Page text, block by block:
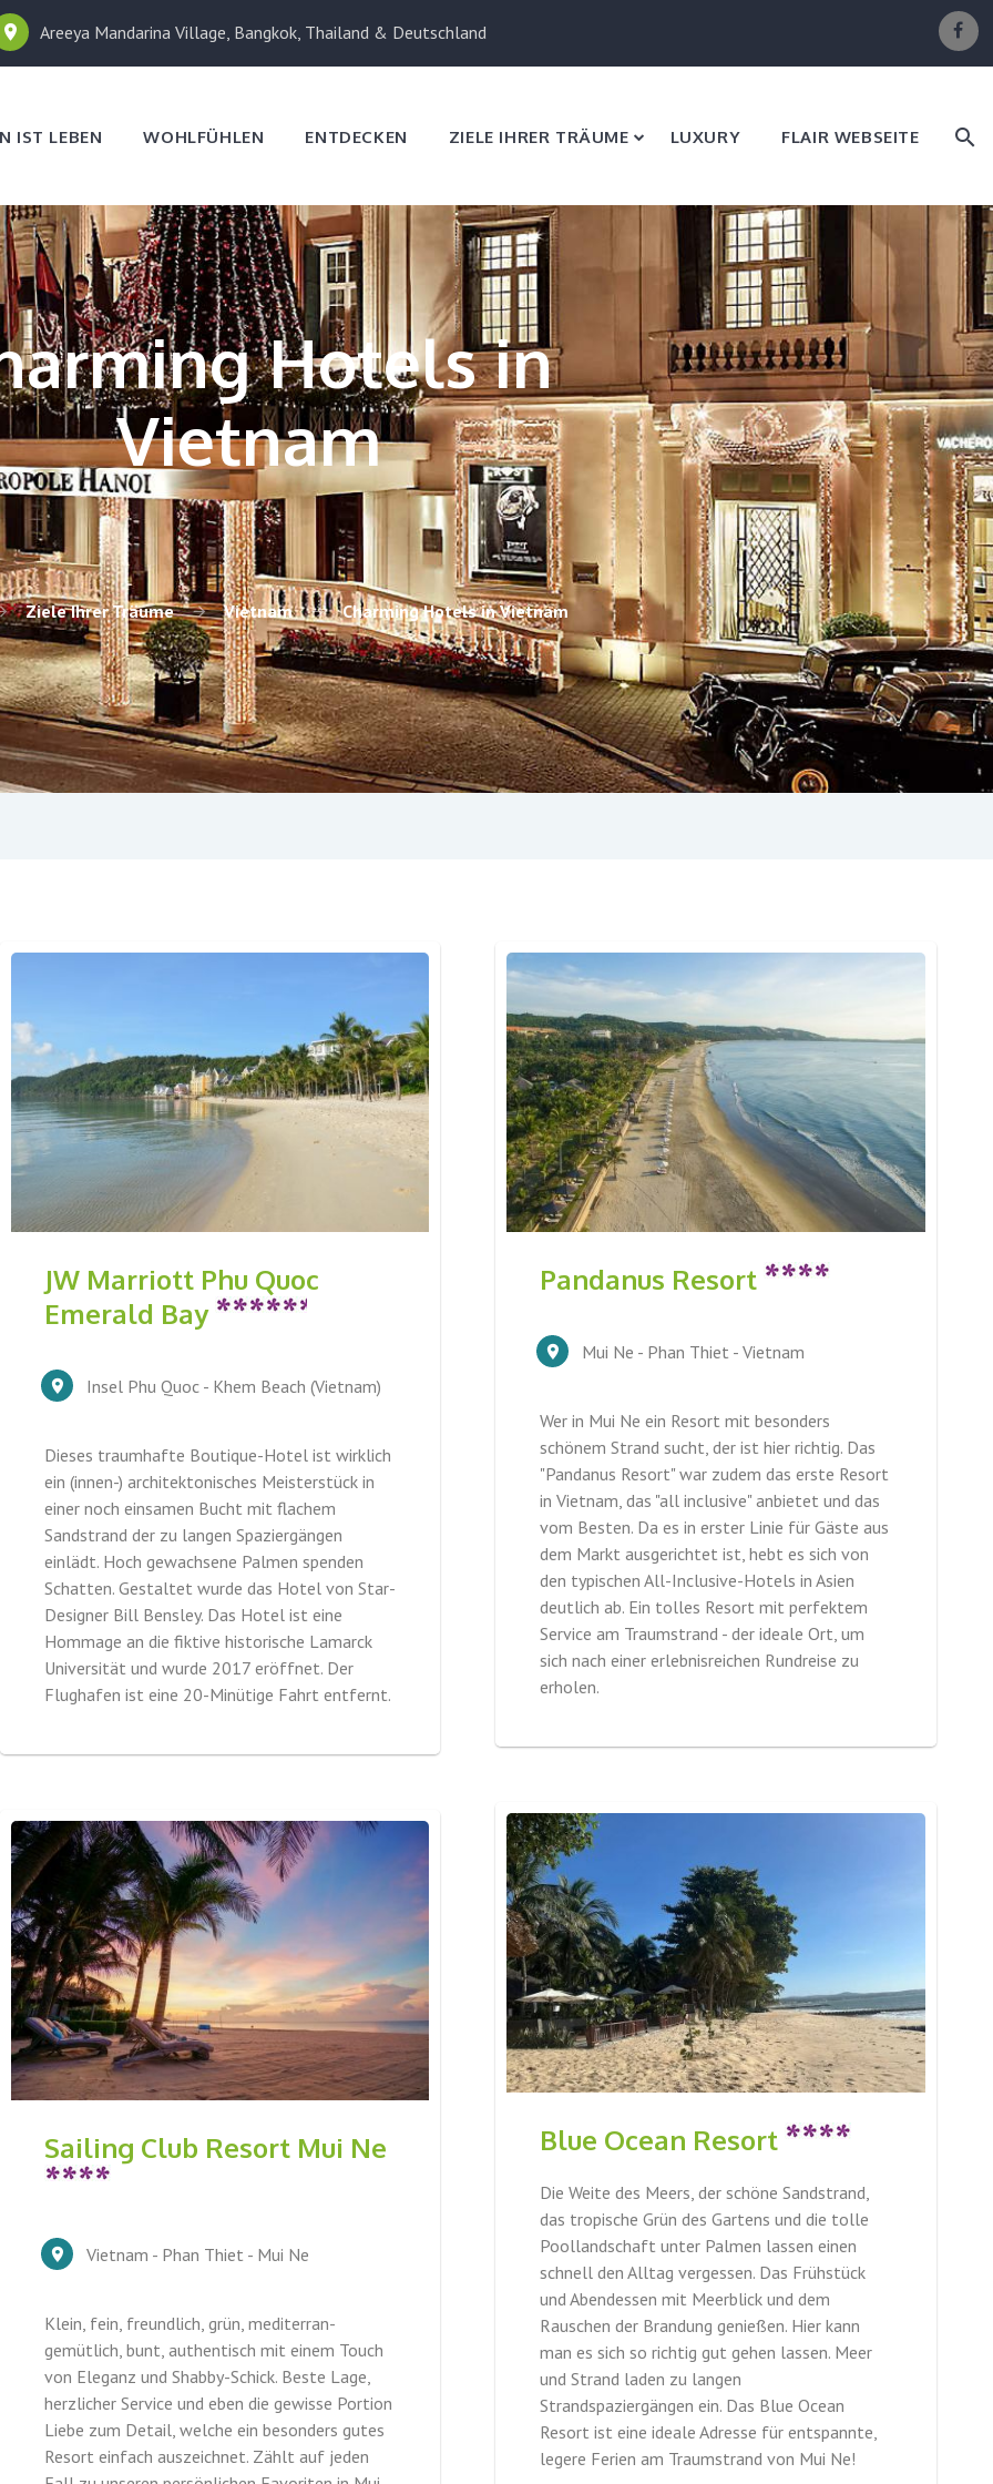
Areeya Mandarina Village, Bangkok, Thailand & Deutschland
IST LEBEN WOHLFÜHLEN ENTDECKEN ZIELE IHRER TRÄUME LUXURY FLAIR WEBSEITE
Hotels in
Vietnam
Ziele Ihrer Träume Vietnam Charming Hotels in Vietnam
JW Marriott Phu Quoc
Emerald Bay
Insel Phu Quoc - Khem Beach (Vietnam)
Dieses traumhafte Boutique-Hotel ist wirklich
ein (innen-) architektonisches Meisterstück in
einer noch einsamen Bucht mit flachem
Sandstrand der zu langen Spaziergängen
einlädt. Hoch gewachsene Palmen spenden
Schatten. Gestaltet wurde das Hotel von Star-
Designer Bill Bensley. Das Hotel ist eine
Hommage an die fiktive historische Lamarck
Universität und wurde 2017 eröffnet. Der
Flughafen ist eine 20-Minütige Fahrt entfernt.
Pandanus Resort
Mui Ne - Phan Thiet - Vietnam
Wer in Mui Ne ein Resort mit besonders
schönem Strand sucht, der ist hier richtig. Das
"Pandanus Resort" war zudem das erste Resort
in Vietnam, das "all inclusive" anbietet und das
vom Besten. Da es in erster Linie für Gäste aus
dem Markt ausgerichtet ist, hebt es sich von
den typischen All-Inclusive-Hotels in Asien
deutlich ab. Ein tolles Resort mit perfektem
Service am Traumstrand - der ideale Ort, um
sich nach einer erlebnisreichen Rundreise zu
erholen.
Sailing Club Resort Mui Ne
Vietnam - Phan Thiet - Mui Ne
Klein, fein, freundlich, grün, mediterran-
gemütlich, bunt, authentisch mit einem Touch
von Eleganz und Shabby-Schick. Beste Lage,
herzlicher Service und eben die gewisse Portion
Liebe zum Detail, welche ein besonders gutes
Resort einfach auszeichnet. Zählt auf jeden
Blue Ocean Resort
Die Weite des Meers, der schöne Sandstrand,
das tropische Grün des Gartens und die tolle
Poollandschaft unter Palmen lassen einen
schnell den Alltag vergessen. Das Frühstück
und Abendessen mit Meerblick und dem
Rauschen der Brandung genießen. Hier kann
man es sich so richtig gut gehen lassen. Meer
und Strand laden zu langen
Strandspaziergängen ein. Das Blue Ocean
Resort ist eine ideale Adresse für entspannte,
legere Ferien am Traumstrand von Mui Ne!